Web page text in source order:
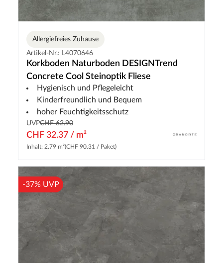
Allergiefreies Zuhause
Artikel-Nr.: L4070646
Korkboden Naturboden DESIGNTrend
Concrete Cool Steinoptik Fliese
Hygienisch und Pflegeleicht
Kinderfreundlich und Bequem
hoher Feuchtigkeitsschutz
UVPCHF 62.90
CHF 32.37 / m²
Inhalt: 2.79 m²(CHF 90.31 / Paket)
-37% UVP